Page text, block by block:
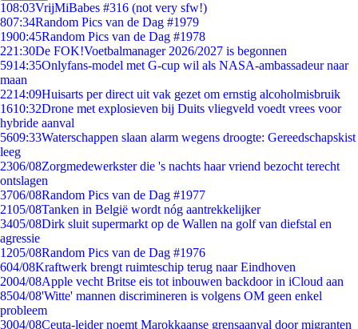
108:03VrijMiBabes #316 (not very sfw!)
807:34Random Pics van de Dag #1979
1900:45Random Pics van de Dag #1978
221:30De FOK!Voetbalmanager 2026/2027 is begonnen
5914:35Onlyfans-model met G-cup wil als NASA-ambassadeur naar
maan
2214:09Huisarts per direct uit vak gezet om ernstig alcoholmisbruik
1610:32Drone met explosieven bij Duits vliegveld voedt vrees voor
hybride aanval
5609:33Waterschappen slaan alarm wegens droogte: Gereedschapskist
leeg
2306/08Zorgmedewerkster die 's nachts haar vriend bezocht terecht
ontslagen
3706/08Random Pics van de Dag #1977
2105/08Tanken in België wordt nóg aantrekkelijker
3405/08Dirk sluit supermarkt op de Wallen na golf van diefstal en
agressie
1205/08Random Pics van de Dag #1976
604/08Kraftwerk brengt ruimteschip terug naar Eindhoven
2004/08Apple vecht Britse eis tot inbouwen backdoor in iCloud aan
8504/08'Witte' mannen discrimineren is volgens OM geen enkel
probleem
3004/08Ceuta-leider noemt Marokkaanse grensaanval door migranten